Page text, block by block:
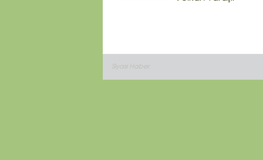
Siyasi Haber